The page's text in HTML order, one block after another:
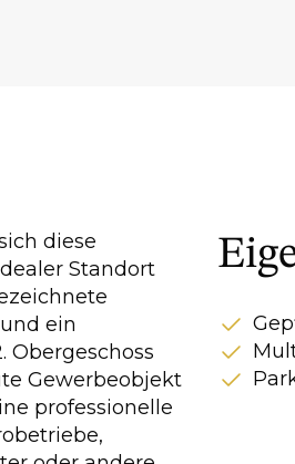
diese
Standort
ein
Obergeschoss
Gewerbeobjekt
professionelle